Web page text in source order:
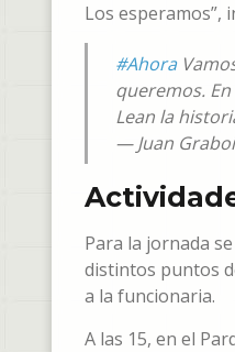
Los esperamos”,
#Ahora
queremos.
Lean la
— Juan
Para la jornada
distintos puntos
a la funcionaria.
A las 15, en el